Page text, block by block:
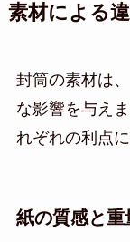
素材による
封筒の素材は
な影響を与え
れぞれの利点
紙の質感と重